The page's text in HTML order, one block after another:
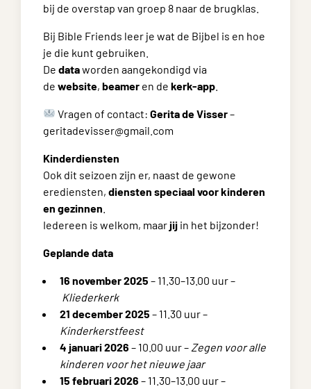
bij de overstap van groep 8 naar de brugklas.
Bij Bible Friends leer je wat de Bijbel is en hoe
je die kunt gebruiken.
De dataworden aangekondigd via
de website, beamer en de kerk-app
Vragen of contact:Gerita de Visser–
geritadevisser@gmail.com
Kinderdiensten
Ook dit seizoen zijn er, naast de gewone
erediensten, diensten speciaal voor kinderen
en gezinnen
Iedereen is welkom, maar jij in het bijzonder!
Geplande data
16 november 2025 – 11.30–13.00 uur –
Kliederkerk
21 december 2025 – 11.30 uur –
Kinderkerstfeest
4 januari 2026 – 10.00 uur – Zegen voor alle
kinderen voor het nieuwe jaar
15 februari 2026 – 11.30–13.00 uur –